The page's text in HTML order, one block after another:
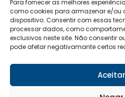
Para fornecer as melhores
como cookies para armazenar e/ou
dispositivo. Consentir com essas
processar dados, como
exclusivos neste site. Não consentir
pode afetar negativamante certos
Aceitar
Entregas e Devoluções
Livro de Reclamações
RAL e RLL
Klarna FAQ
Sequra